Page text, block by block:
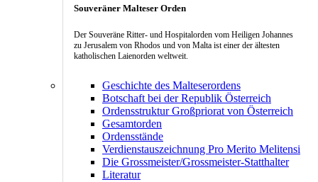
Souveräner Malteser Orden
Der Souveräne Ritter- und Hospitalorden vom Heiligen Johannes
zu Jerusalem von Rhodos und von Malta ist einer der ältesten
katholischen Laienorden weltweit.
Geschichte des Malteserordens
Botschaft bei der Republik Österreich
Ordensstruktur Großpriorat von Österreich
Gesamtorden
Ordensstände
Verdienstauszeichnung Pro Merito Melitensi
Die Grossmeister/Grossmeister-Statthalter
Literatur